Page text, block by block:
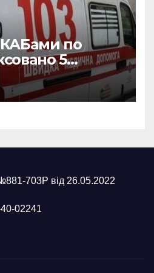
КАБами по
5
703Р від 26.05.2022
02241